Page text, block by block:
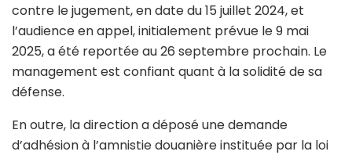
contre le jugement, en date du 15 juillet 2024, et
l’audience en appel, initialement prévue le 9 mai
2025, a été reportée au 26 septembre prochain. Le
management est confiant quant à la solidité de sa
défense.
En outre, la direction a déposé une demande
d’adhésion à l’amnistie douanière instituée par la loi